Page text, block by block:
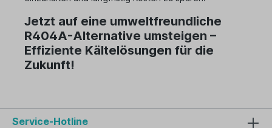
Jetzt auf eine umweltfreundliche
R404A-Alternative umsteigen –
Effiziente Kältelösungen für die
Zukunft!
Service-Hotline